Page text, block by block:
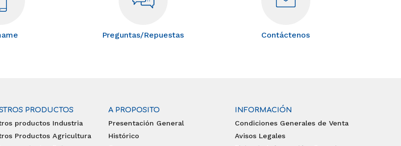
Preguntas/Repuestas Contáctenos
PRODUCTOS
productos Industria
Productos Agricultura
A PROPOSITO
Presentación General
Histórico
INFORMACIÓN
Condiciones Generales de Venta
Avisos Legales